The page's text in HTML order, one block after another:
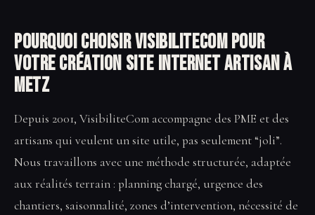
Pourquoi choisir VisibiliteCom pour
votre Création site internet artisan à
Metz
Depuis 2001, VisibiliteCom accompagne des PME et des
artisans qui veulent un site utile, pas seulement “joli”.
Nous travaillons avec une méthode structurée, adaptée
aux réalités terrain : planning chargé, urgence des
chantiers, saisonnalité, zones d’intervention, nécessité de